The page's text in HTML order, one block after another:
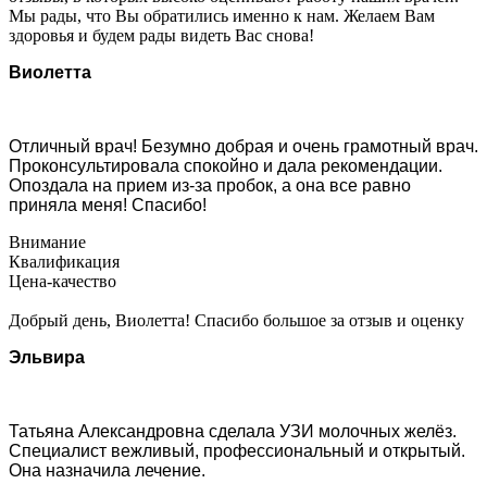
Мы рады, что Вы обратились именно к нам. Желаем Вам
здоровья и будем рады видеть Вас снова!
Виолетта
Отличный врач! Безумно добрая и очень грамотный врач.
Проконсультировала спокойно и дала рекомендации.
Опоздала на прием из-за пробок, а она все равно
приняла меня! Спасибо!
Внимание
Квалификация
Цена-качество
Добрый день, Виолетта! Спасибо большое за отзыв и оценку
Эльвира
Татьяна Александровна сделала УЗИ молочных желёз.
Специалист вежливый, профессиональный и открытый.
Она назначила лечение.